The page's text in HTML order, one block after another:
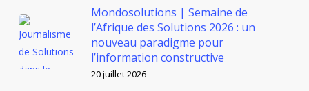
Mondosolutions | Semaine de
l’Afrique des Solutions 2026 : un
nouveau paradigme pour
l’information constructive
20 juillet 2026